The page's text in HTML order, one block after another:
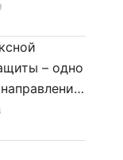
– одно